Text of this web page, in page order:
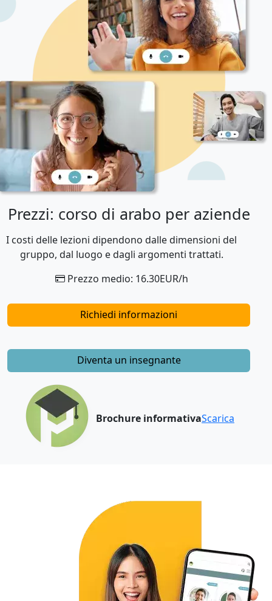
Prezzi: corso di arabo per aziende
I costi delle lezioni dipendono dalle dimensioni del
gruppo, dal luogo e dagli argomenti trattati.
Prezzo medio: 16.30EUR/h
Richiedi informazioni
Diventa un insegnante
Brochure informativaScarica